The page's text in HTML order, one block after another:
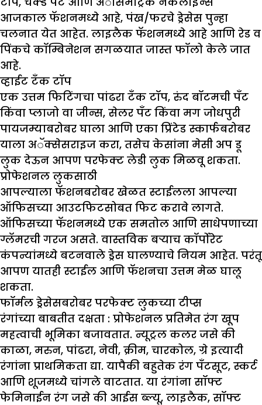
आजकाल फॅशनमध्ये आहे, पंख/फरचे ड्रेसेस पुन्हा
चलनात येत आहेत. लाइलैक फॅशनमध्ये आहे आणि रेड व
पिंकचे कॉम्बिनेशन सगळयात जास्त फॉलो केले जात
आहे.
व्हाईट टँक टॉप
एक उत्तम फिटिंगचा पांढरा टँक टॉप, रुंद बॉटमची पँट
किंवा प्लाजो वा जीन्स, सेलर पँट किंवा मग जोधपुरी
पायजम्याबरोबर घाला आणि एका प्रिंटेड स्कार्फबरोबर
याला अॅक्सेसराइज करा, तसेच केसांना मेसी अप डू
लुक देऊन आपण परफेक्ट लेडी लुक मिळवू शकता.
प्रोफेशनल लुकसाठी
आपल्याला फॅशनबरोबर खेळत स्टाईलला आपल्या
ऑफिसच्या आउटफिटसोबत फिट करावे लागते.
ऑफिसच्या फॅशनमध्ये एक समतोल आणि साधेपणाच्या
ग्लॅमरची गरज असते. वास्तविक बऱ्याच कॉर्पोरेट
कंपन्यांमध्ये बटनवाले ड्रेस घालण्याचे नियम आहेत. परंतू
आपण यातही स्टाईल आणि फॅशनचा उत्तम मेळ घालू
शकता.
फॉर्मल ड्रेसेसबरोबर परफेक्ट लुकच्या टीप्स
रंगांच्या बाबतीत दक्षता : प्रोफेशनल प्रतिमेत रंग खूप
महत्वाची भूमिका बजावतात. न्यूट्रल कलर जसे की
काळा, मरुन, पांढरा, नेवी, क्रीम, चारकोल, ग्रे इत्यादी
रंगांना प्राथमिकता द्या. यापैकी बहुतेक रंग पँटसूट, स्कर्ट
आणि शूजमध्ये चांगले वाटतात. या रंगांना सॉफ्ट
फेमिनाईन रंग जसे की आईस ब्ल्यू, लाइलैक, सॉफ्ट